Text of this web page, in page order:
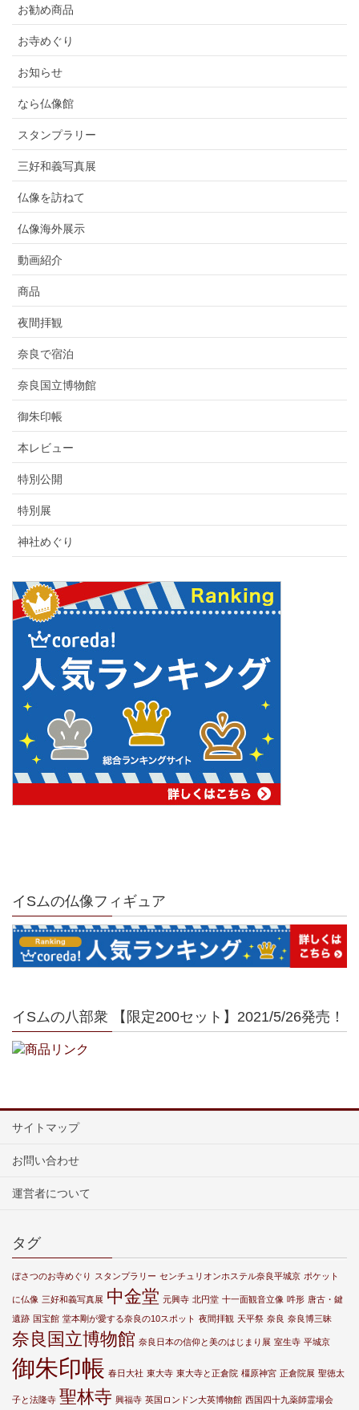
お勧め商品
お寺めぐり
お知らせ
なら仏像館
スタンプラリー
三好和義写真展
仏像を訪ねて
仏像海外展示
動画紹介
商品
夜間拝観
奈良で宿泊
奈良国立博物館
御朱印帳
本レビュー
特別公開
特別展
神社めぐり
イSムの仏像フィギュア
イSムの八部衆 【限定200セット】2021/5/26発売！
サイトマップ
お問い合わせ
運営者について
タグ
ぼさつのお寺めぐり スタンプラリー センチュリオンホステル奈良平城京 ポケット
に仏像 三好和義写真展 中金堂 元興寺 北円堂 十一面観音立像 吽形 唐古・鍵
遺跡 国宝館 堂本剛が愛する奈良の10スポット 夜間拝観 天平祭 奈良 奈良博三昧
奈良国立博物館 奈良日本の信仰と美のはじまり展 室生寺 平城京
御朱印帳 春日大社 東大寺 東大寺と正倉院 橿原神宮 正倉院展 聖徳太
子と法隆寺 聖林寺 興福寺 英国ロンドン大英博物館 西国四十九薬師霊場会